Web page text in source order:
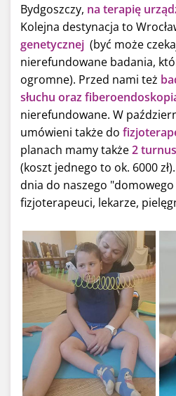
Bydgoszczy, na terapię
Kolejna destynacja to
genetycznej (być może
nierefundowane badania,
ogromne). Przed nami też
słuchu oraz
nierefundowane. W
umówieni także do
planach mamy także2
(koszt jednego to ok. 6000
dnia do naszego
fizjoterapeuci, lekarze,